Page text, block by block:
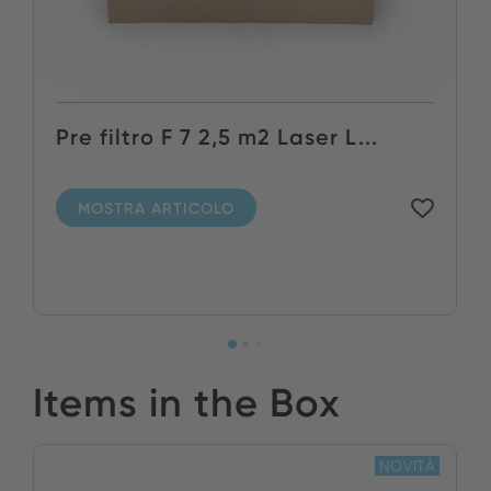
Pre filtro F 7 2,5 m2 Laser L...
MOSTRA ARTICOLO
Items in the Box
NOVITÀ